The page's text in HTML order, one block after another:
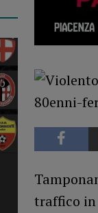
traffico in